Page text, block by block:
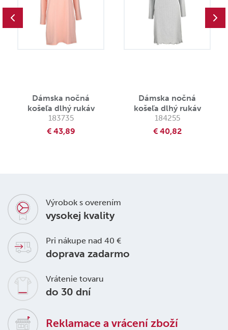
Dámska nočná
košeľa dlhý rukáv
183735
€ 43,89
Dámska nočná
košeľa dlhý rukáv
184255
€ 40,82
Výrobok s overením
vysokej kvality
Pri nákupe nad 40 €
doprava zadarmo
Vrátenie tovaru
do 30 dní
Reklamace a vrácení zboží